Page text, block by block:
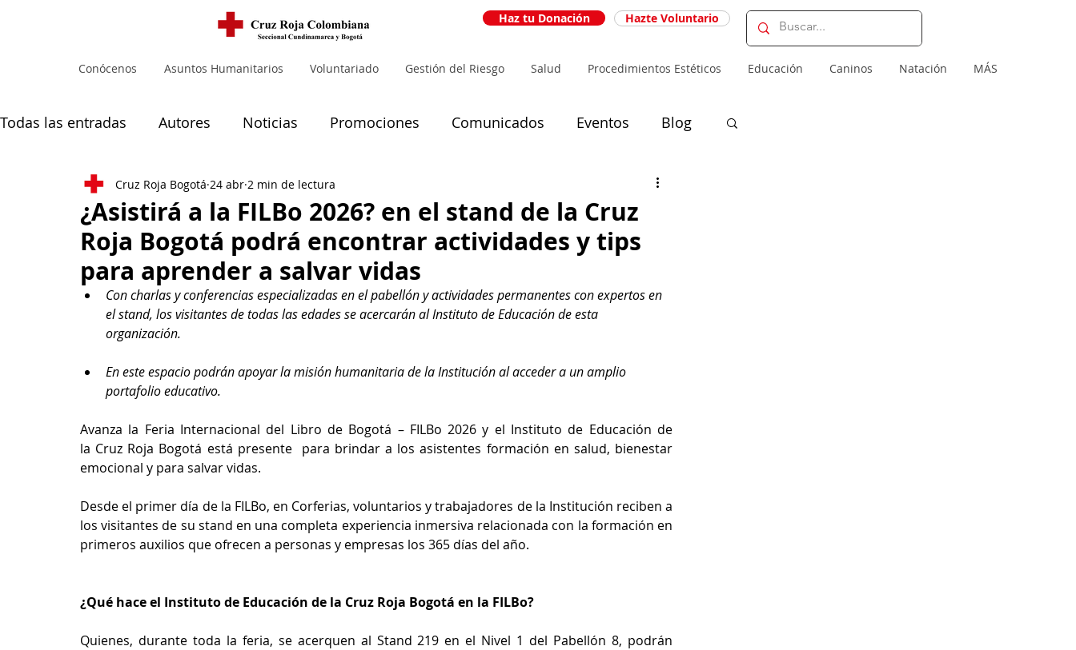
Haz tu Donación Hazte Voluntario
Conócenos Asuntos Humanitarios Voluntariado Gestión del Riesgo Salud Procedimientos Estéticos Educación Caninos Natación MÁS
Todas las entradas Autores Noticias Promociones Comunicados Eventos Blog
Noticias principales Muejres
¿Asistirá a la FILBo 2026? en el stand de la Cruz
Roja Bogotá podrá encontrar actividades y tips
para aprender a salvar vidas
Cruz Roja Bogotá 24 abr 2 min de lectura
Con charlas y conferencias especializadas en el pabellón y actividades permanentes con expertos en
el stand, los visitantes de todas las edades se acercarán al Instituto de Educación de esta
organización.
En este espacio podrán apoyar la misión humanitaria de la Institución al acceder a un amplio
portafolio educativo.
Avanza la Feria Internacional del Libro de Bogotá – FILBo 2026 y el Instituto de Educación de
la Cruz Roja Bogotá está presente  para brindar a los asistentes formación en salud, bienestar
emocional y para salvar vidas.
Desde el primer día de la FILBo, en Corferias, voluntarios y trabajadores de la Institución reciben a
los visitantes de su stand en una completa experiencia inmersiva relacionada con la formación en
primeros auxilios que ofrecen a personas y empresas los 365 días del año.
¿Qué hace el Instituto de Educación de la Cruz Roja Bogotá en la FILBo?
Quienes, durante toda la feria, se acerquen al Stand 219 en el Nivel 1 del Pabellón 8, podrán